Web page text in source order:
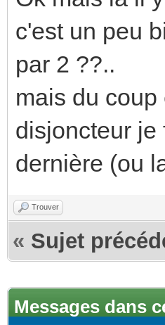
c'est un peu
par 2 ??..
mais du
disjoncteur je
dernière (ou
Trouver
« Sujet
Messages dans